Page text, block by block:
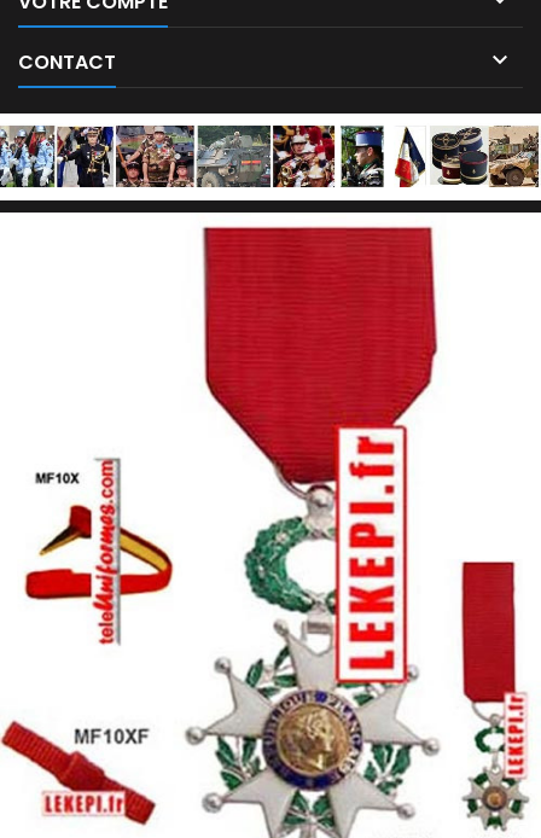
CONTACT 